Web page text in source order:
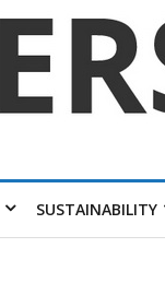
SUSTAINABILITY